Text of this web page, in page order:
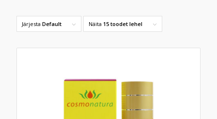
Järjesta Default Näita 15 toodet lehel